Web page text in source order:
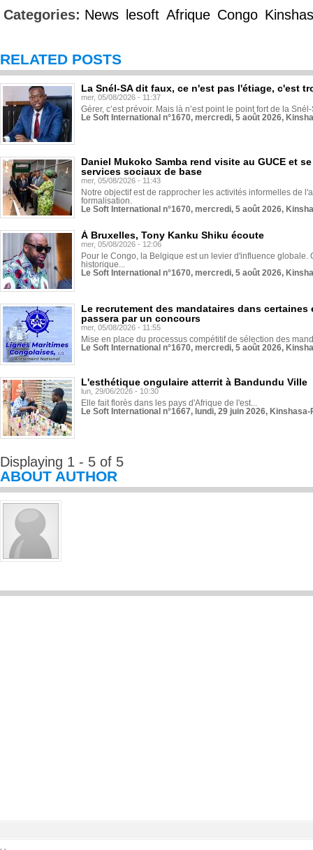
Categories: News lesoft Afrique Congo
RELATED POSTS
La Snél-SA dit faux, ce n'est pas l'étiage, c'est
mer, 05/08/2026 - 11:37
Gérer, c’est prévoir. Mais là n’est point le point fort de la
Le Soft International n°1670, mercredi, 5 août 2026,
Daniel Mukoko Samba rend visite au GUCE et
services sociaux de base
mer, 05/08/2026 - 11:43
Notre objectif est de rapprocher les activités informelles de
formalisation.
Le Soft International n°1670, mercredi, 5 août 2026,
À Bruxelles, Tony Kanku Shiku écoute
mer, 05/08/2026 - 12:06
Pour le Congo, la Belgique est un levier d'influence globale.
historique...
Le Soft International n°1670, mercredi, 5 août 2026,
Le recrutement des mandataires dans
passera par un concours
mer, 05/08/2026 - 11:55
Mise en place du processus compétitif de sélection des
Le Soft International n°1670, mercredi, 5 août 2026,
L'esthétique ongulaire atterrit à Bandundu Ville
lun, 29/06/2026 - 10:30
Elle fait florès dans les pays d'Afrique de l'est...
Le Soft International n°1667, lundi, 29 juin 2026,
Displaying 1 - 5 of 5
ABOUT AUTHOR